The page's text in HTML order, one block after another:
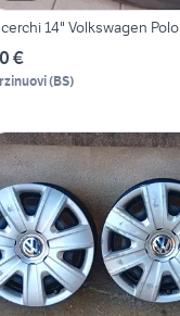
14" Volkswagen Polo
€
(BS)